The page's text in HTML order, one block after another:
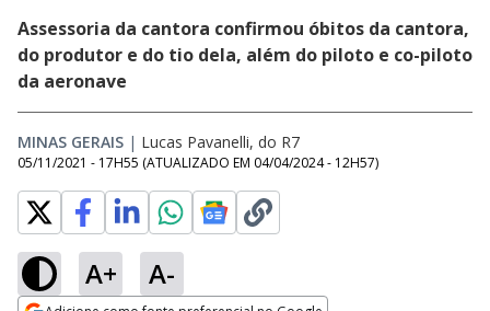
Assessoria da cantora confirmou óbitos da cantora,
do produtor e do tio dela, além do piloto e co-piloto
da aeronave
MINAS GERAIS | Lucas Pavanelli, do R7
05/11/2021 - 17H55 (ATUALIZADO EM 04/04/2024 - 12H57)
A+ A-